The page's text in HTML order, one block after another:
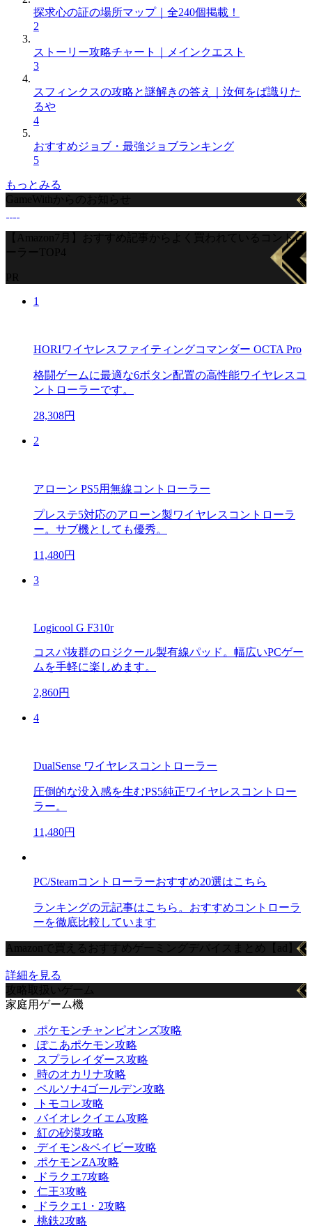
探求心の証の場所マップ｜全240個掲載！
2
ストーリー攻略チャート｜メインクエスト
3
スフィンクスの攻略と謎解きの答え｜汝何をば識りた
るや
4
おすすめジョブ・最強ジョブランキング
5
もっとみる
GameWithからのお知らせ
【Amazon7月】おすすめ記事からよく買われているコントロ
ーラーTOP4
PR
1
HORIワイヤレスファイティングコマンダー OCTA Pro
格闘ゲームに最適な6ボタン配置の高性能ワイヤレスコ
ントローラーです。
28,308円
2
アローン PS5用無線コントローラー
プレステ5対応のアローン製ワイヤレスコントローラ
ー。サブ機としても優秀。
11,480円
3
Logicool G F310r
コスパ抜群のロジクール製有線パッド。幅広いPCゲー
ムを手軽に楽しめます。
2,860円
4
DualSense ワイヤレスコントローラー
圧倒的な没入感を生むPS5純正ワイヤレスコントロー
ラー。
11,480円
PC/Steamコントローラーおすすめ20選はこちら
ランキングの元記事はこちら。おすすめコントローラ
ーを徹底比較しています
Amazonで買えるおすすめゲーミングデバイスまとめ【ad】
詳細を見る
攻略取扱いゲーム
家庭用ゲーム機
ポケモンチャンピオンズ攻略
ぽこあポケモン攻略
スプラレイダース攻略
時のオカリナ攻略
ペルソナ4ゴールデン攻略
トモコレ攻略
バイオレクイエム攻略
紅の砂漠攻略
デイモン&ベイビー攻略
ポケモンZA攻略
ドラクエ7攻略
仁王3攻略
ドラクエ1・2攻略
桃鉄2攻略